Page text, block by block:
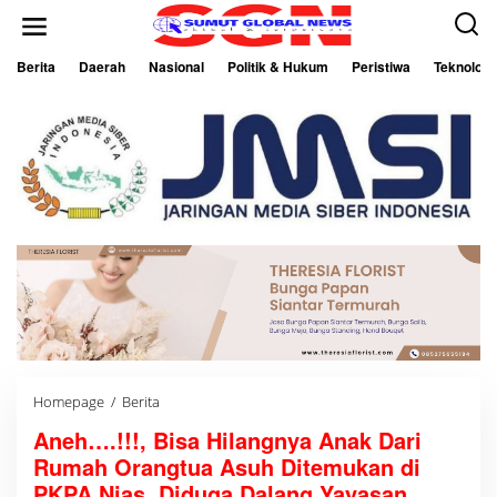
Berita Daerah Nasional Politik & Hukum Peristiwa Teknologi
Homepage / Berita
e
h
…
.
Aneh….!!!, Bisa Hilangnya Anak Dari
Rumah Orangtua Asuh Ditemukan di